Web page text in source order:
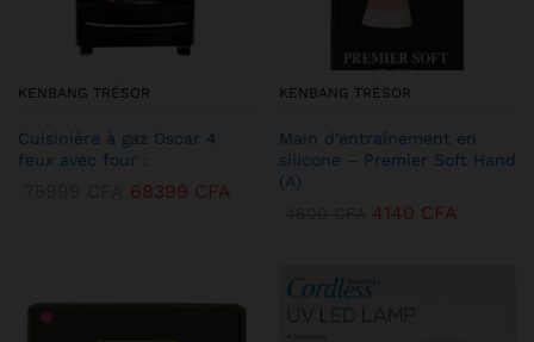
KENBANG TRÉSOR
Cuisinière à gaz Oscar 4
feux avec four :
68399 CFA
KENBANG TRÉSOR
Main d’entraînement en
silicone – Premier Soft Hand
(A)
4140 CFA